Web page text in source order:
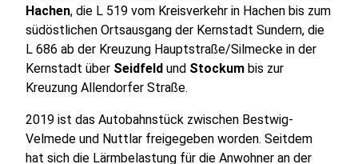
Hachen, die L 519 vom Kreisverkehr in Hachen bis zum
südöstlichen Ortsausgang der Kernstadt Sundern, die
L 686 ab der Kreuzung Hauptstraße/Silmecke in der
Kernstadt über Seidfeld und Stockum bis zur
Kreuzung Allendorfer Straße.
2019 ist das Autobahnstück zwischen Bestwig-
Velmede und Nuttlar freigegeben worden. Seitdem
hat sich die Lärmbelastung für die Anwohner an der